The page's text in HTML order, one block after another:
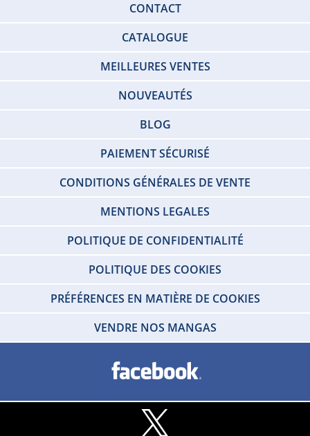
CONTACT
CATALOGUE
MEILLEURES VENTES
NOUVEAUTÉS
BLOG
PAIEMENT SÉCURISÉ
CONDITIONS GÉNÉRALES DE VENTE
MENTIONS LEGALES
POLITIQUE DE CONFIDENTIALITÉ
POLITIQUE DES COOKIES
PRÉFÉRENCES EN MATIÈRE DE COOKIES
VENDRE NOS MANGAS